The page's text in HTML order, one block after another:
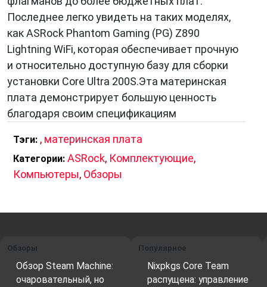
Последнее легко увидеть на таких моделях,
как ASRock Phantom Gaming (PG) Z890
Lightning WiFi, которая обеспечивает прочную
и относительно доступную базу для сборки
установки Core Ultra 200S.Эта материнская
плата демонстрирует большую ценность
благодаря своим спецификациям
Тэги: , материнская плата
Категории: ASRock, Комплектующие,
Компьютеры, Обзоры
Обзоры
Обзор Steam Machine:
очаровательный, но
Популярное
Nixpkgs Core Team
распущена: управление